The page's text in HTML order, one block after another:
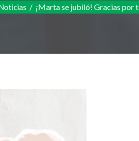
/ ¡Marta se jubiló! Gracias por